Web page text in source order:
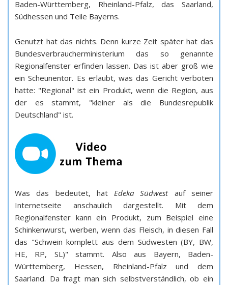
Baden-Württemberg, Rheinland-Pfalz, das Saarland,
Südhessen und Teile Bayerns.
Genutzt hat das nichts. Denn kurze Zeit später hat das
Bundesverbraucherministerium das so genannte
Regionalfenster erfinden lassen. Das ist aber groß wie
ein Scheunentor. Es erlaubt, was das Gericht verboten
hatte: "Regional" ist ein Produkt, wenn die Region, aus
der es stammt, "kleiner als die Bundesrepublik
Deutschland" ist.
Was das bedeutet, hatEdeka Südwestauf seiner
Internetseite anschaulich dargestellt. Mit dem
Regionalfenster kann ein Produkt, zum Beispiel eine
Schinkenwurst, werben, wenn das Fleisch, in diesen Fall
das "Schwein komplett aus dem Südwesten (BY, BW,
HE, RP, SL)" stammt. Also aus Bayern, Baden-
Württemberg, Hessen, Rheinland-Pfalz und dem
Saarland. Da fragt man sich selbstverständlich, ob ein